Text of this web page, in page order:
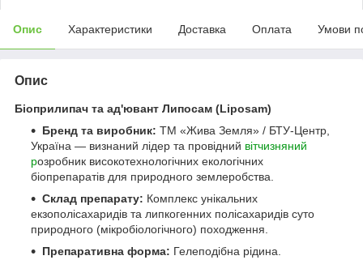
Опис Характеристики Доставка Оплата Умови
Опис
Біоприлипач та ад'ювант Липосам (Liposam)
Бренд та виробник: ТМ «Жива Земля» / БТУ-Центр,
Україна — визнаний лідер та провідний вітчизняний
розробник високотехнологічних екологічних
біопрепаратів для природного землеробства.
Склад препарату: Комплекс унікальних
екзополісахаридів та липкогенних полісахаридів суто
природного (мікробіологічного) походження.
Препаративна форма: Гелеподібна рідина.